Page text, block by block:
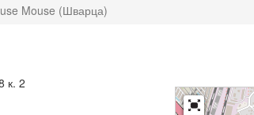
Mouse (Шварца)
к. 2